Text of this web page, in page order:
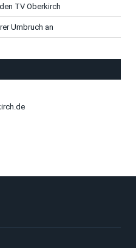
TV Oberkirch
Umbruch an